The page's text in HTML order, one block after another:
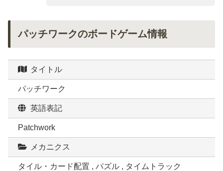
パッチワークのボードゲーム情報
タイトル
パッチワーク
英語表記
Patchwork
メカニクス
タイル・カード配置 , パズル , タイムトラック